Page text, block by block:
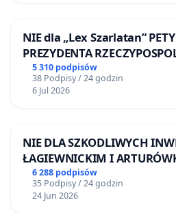
zawód.W momencie
ów zawód będą
chodzi wyłącznie o
demoralizują wasze
zostawać nauczyciele z
łapówkarze, chcący dorobić
w publicznych i prywatnych
dodać, że nauczyciel to
zawód w Polsce, a już na
NIE dla „Lex Szarlatan”
PREZYDENTA
5 310 podpisów
38 Podpisy / 24 godzin
6 Jul 2026
NIE DLA SZKODLIWYCH
ŁAGIEWNICKIM I
6 288 podpisów
35 Podpisy / 24 godzin
24 Jun 2026